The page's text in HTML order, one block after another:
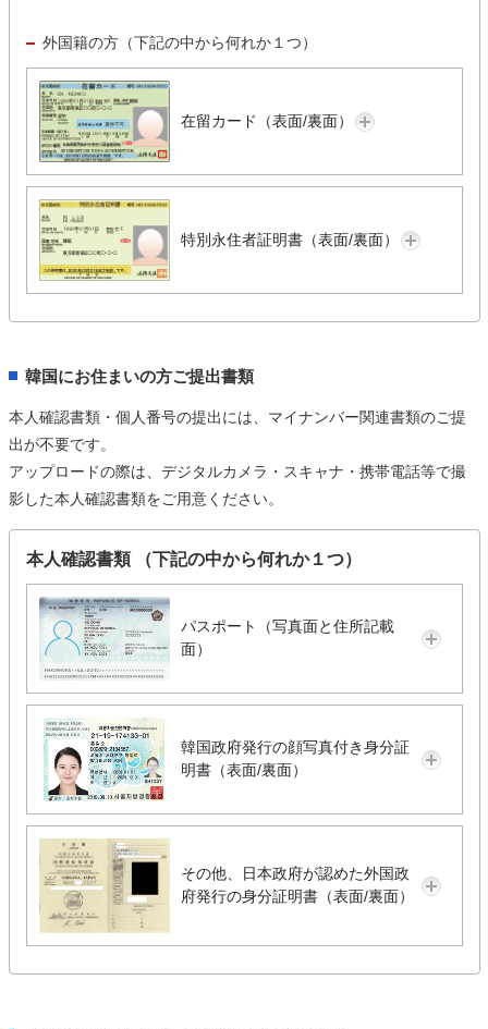
外国籍の方（下記の中から何れか１つ）
在留カード（表面/裏面）
特別永住者証明書（表面/裏面）
韓国にお住まいの方ご提出書類
本人確認書類・個人番号の提出には、マイナンバー関連書類のご提
出が不要です。
アップロードの際は、デジタルカメラ・スキャナ・携帯電話等で撮
影した本人確認書類をご用意ください。
本人確認書類 （下記の中から何れか１つ）
パスポート（写真面と住所記載
面）
韓国政府発行の顔写真付き身分証
明書（表面/裏面）
その他、日本政府が認めた外国政
府発行の身分証明書（表面/裏面）